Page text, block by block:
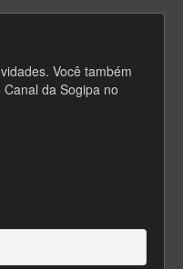
Você também
da Sogipa no